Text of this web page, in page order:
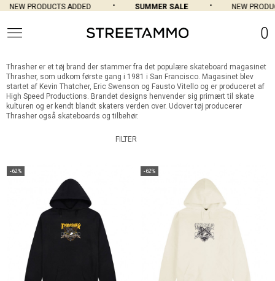
NEW PRODUCTS ADDED SUMMER SALE NEW
0
Thrasher er et tøj brand der stammer fra det populære skateboard magasinet
Thrasher, som udkom første gang i 1981 i San Francisco. Magasinet blev
startet af Kevin Thatcher, Eric Swenson og Fausto Vitello og er produceret af
High Speed Productions. Brandet designs henvender sig primært til skate
kulturen og er kendt blandt skaters verden over. Udover tøj producerer
Thrasher også skateboards og tilbehør.
FILTER
-62% -62%